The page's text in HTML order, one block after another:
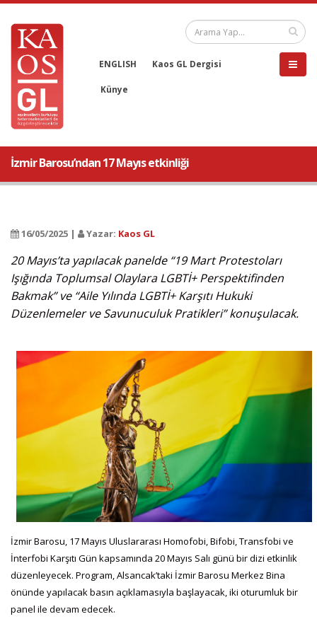
ENGLISH Kaos GL Dergisi
Künye
İzmir Barosu’ndan 17 Mayıs etkinliği
16/05/2025 | Yazar: Kaos GL
20 Mayıs’ta yapılacak panelde “19 Mart Protestoları
Işığında Toplumsal Olaylara LGBTİ+ Perspektifinden
Bakmak” ve “Aile Yılında LGBTİ+ Karşıtı Hukuki
Düzenlemeler ve Savunuculuk Pratikleri” konuşulacak.
İzmir Barosu, 17 Mayıs Uluslararası Homofobi, Bifobi, Transfobi ve
İnterfobi Karşıtı Gün kapsamında 20 Mayıs Salı günü bir dizi etkinlik
düzenleyecek. Program, Alsancak’taki İzmir Barosu Merkez Bina
önünde yapılacak basın açıklamasıyla başlayacak, iki oturumluk bir
panel ile devam edecek.